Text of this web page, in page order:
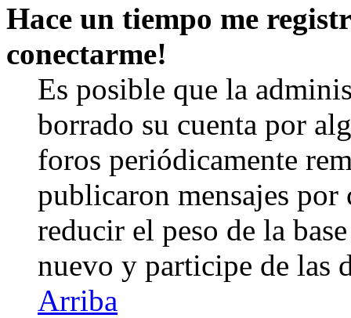
Hace un tiempo me
conectarme!
Es posible que la
borrado su cuenta por
foros periódicamente
publicaron mensajes
reducir el peso de la
nuevo y participe de las
Arriba